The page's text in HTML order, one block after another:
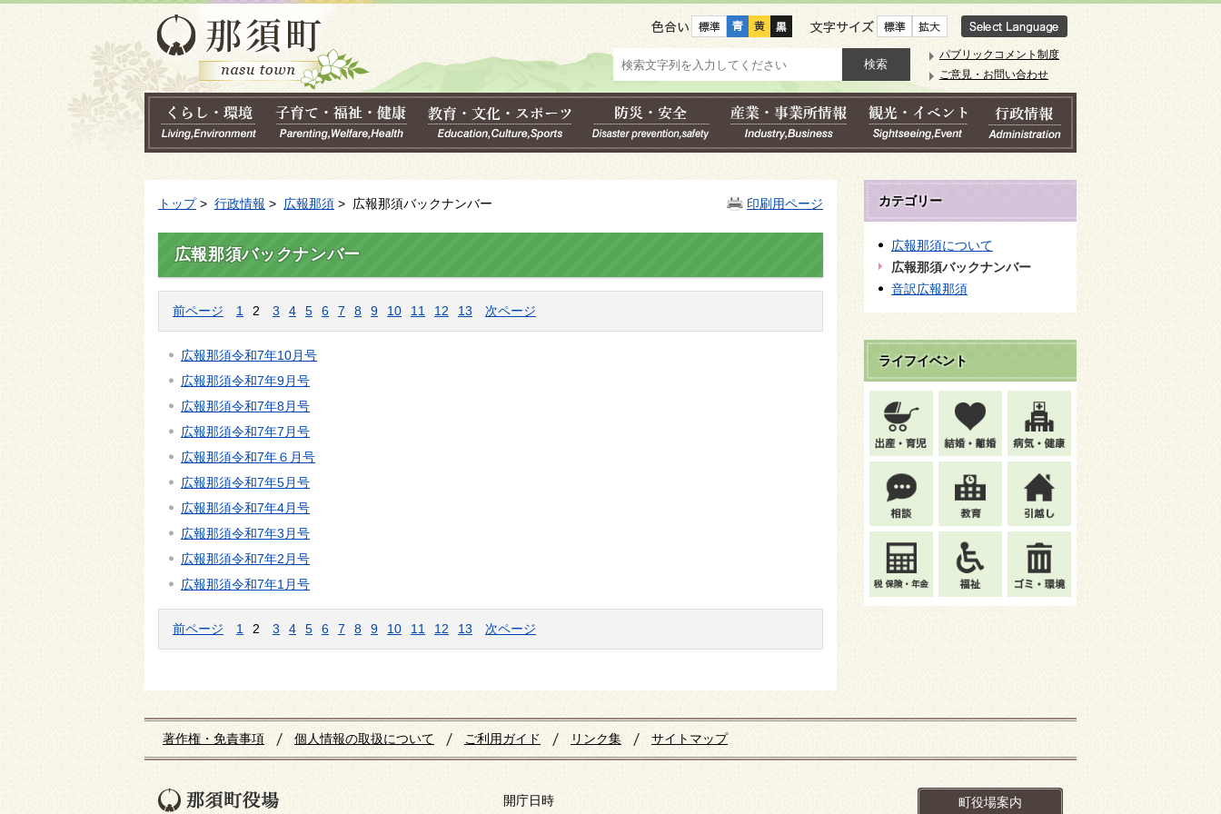
色合い 文字サイズ
パブリックコメント制度
ご意見・お問い合わせ
印刷用ページ
トップ> 行政情報 > 広報那須 > 広報那須バックナンバー
広報那須バックナンバー
前ページ 1 2 3 4 5 6 7 8 9 10 11 12 13 次ページ
広報那須令和7年10月号
広報那須令和7年9月号
広報那須令和7年8月号
広報那須令和7年7月号
広報那須令和7年６月号
広報那須令和7年5月号
広報那須令和7年4月号
広報那須令和7年3月号
広報那須令和7年2月号
広報那須令和7年1月号
前ページ 1 2 3 4 5 6 7 8 9 10 11 12 13 次ページ
カテゴリー
広報那須について
広報那須バックナンバー
音訳広報那須
ライフイベント
著作権・免責事項 個人情報の取扱について ご利用ガイド リンク集 サイトマップ
開庁日時 町役場案内